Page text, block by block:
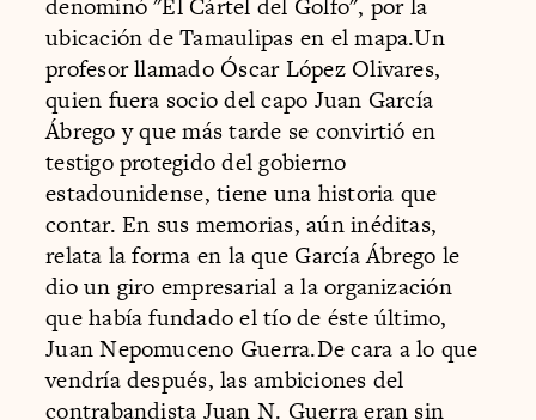
ubicación de Tamaulipas en el mapa.Un
profesor llamado Óscar López Olivares,
quien fuera socio del capo Juan García
Ábrego y que más tarde se convirtió en
testigo protegido del gobierno
estadounidense, tiene una historia que
contar. En sus memorias, aún inéditas,
relata la forma en la que García Ábrego le
dio un giro empresarial a la organización
que había fundado el tío de éste último,
Juan Nepomuceno Guerra.De cara a lo que
vendría después, las ambiciones del
contrabandista Juan N. Guerra eran sin